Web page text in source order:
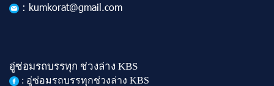
: kumkorat@gmail.com
อู่ซ่อมรถบรรทุก ช่วงล่าง KBS
: อู่ซ่อมรถบรรทุกช่วงล่าง KBS